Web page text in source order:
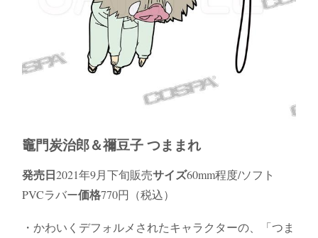
竈門炭治郎＆禰豆子 つままれ
発売日2021年9月下旬販売サイズ60mm程度/ソフト
PVCラバー価格770円（税込）
・かわいくデフォルメされたキャラクターの、「つま